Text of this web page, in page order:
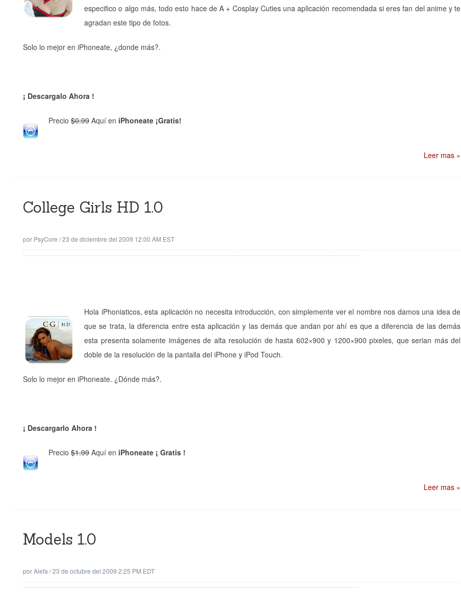
especifico o algo más, todo esto hace de A + Cosplay Cuties una aplicación recomendada si eres fan del anime y te
agradan este tipo de fotos.
Solo lo mejor en iPhoneate, ¿donde más?.
¡ Descargalo Ahora !
Precio $0.99 Aquí en iPhoneate ¡Gratis!
Leer mas »
College Girls HD 1.0
por PsyCore /23 de diciembre del 2009 12:00 AM EST
Hola iPhoniaticos, esta aplicación no necesita introducción, con simplemente ver el nombre nos damos una idea de
que se trata, la diferencia entre esta aplicación y las demás que andan por ahí es que a diferencia de las demás
esta presenta solamente imágenes de alta resolución de hasta 602×900 y 1200×900 pixeles, que serian más del
doble de la resolución de la pantalla del iPhone y iPod Touch.
Solo lo mejor en iPhoneate. ¿Dónde más?.
¡ Descargarlo Ahora !
Precio $1.99 Aquí en iPhoneate ¡ Gratis !
Leer mas »
Models 1.0
porAlefa /23 de octubre del 2009 2:25 PM EDT